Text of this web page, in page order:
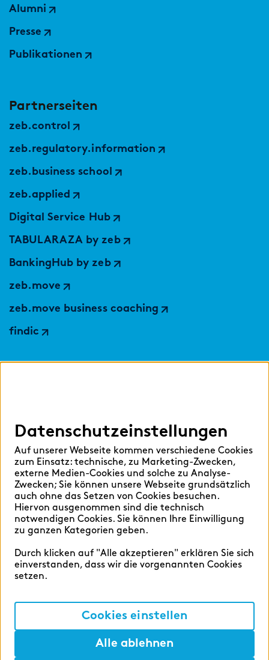
Alumni
Presse
Publikationen
Partnerseiten
zeb.control
zeb.regulatory.information
zeb.business school
zeb.applied
Digital Service Hub
TABULARAZA by zeb
BankingHub by zeb
zeb.move
zeb.move business coaching
findic
Deutsch English
©2026 zeb
Cookie-Einstellungen
Datenschutzerklärung
Impressum
Datenschutzeinstellungen
Auf unserer Webseite kommen verschiedene Cookies
zum Einsatz: technische, zu Marketing-Zwecken,
externe Medien-Cookies und solche zu Analyse-
Zwecken; Sie können unsere Webseite grundsätzlich
auch ohne das Setzen von Cookies besuchen.
Hiervon ausgenommen sind die technisch
notwendigen Cookies. Sie können Ihre Einwilligung
zu ganzen Kategorien geben.
Durch klicken auf "Alle akzeptieren" erklären Sie sich
einverstanden, dass wir die vorgenannten Cookies
setzen.
Cookies einstellen
Alle ablehnen